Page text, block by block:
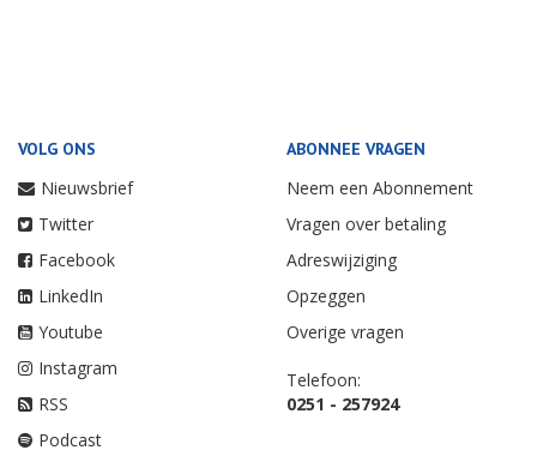
VOLG ONS
Nieuwsbrief
Twitter
Facebook
LinkedIn
Youtube
Instagram
RSS
Podcast
ABONNEE VRAGEN
Neem een Abonnement
Vragen over betaling
Adreswijziging
Opzeggen
Overige vragen
Telefoon:
0251 - 257924